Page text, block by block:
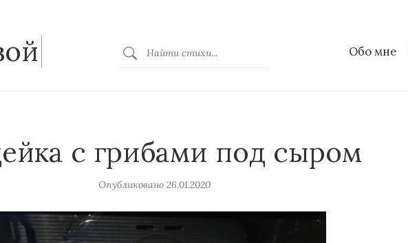
Обо мне
с грибами под сыром
Опубликовано 26.01.2020